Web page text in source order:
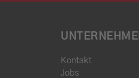
Kontakt
Jobs